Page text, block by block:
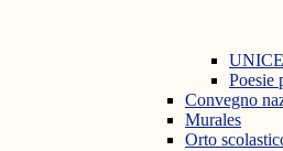
Poesie
Convegno
Murales
Orto